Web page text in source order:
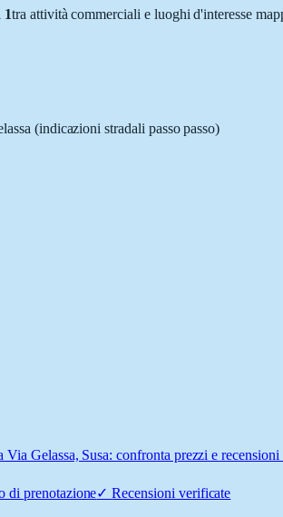
1tra attività commerciali e luoghi d'interesse
(indicazioni stradali passo passo)
Gelassa, Susa: confronta prezzi e
di prenotazione✓Recensioni verificate